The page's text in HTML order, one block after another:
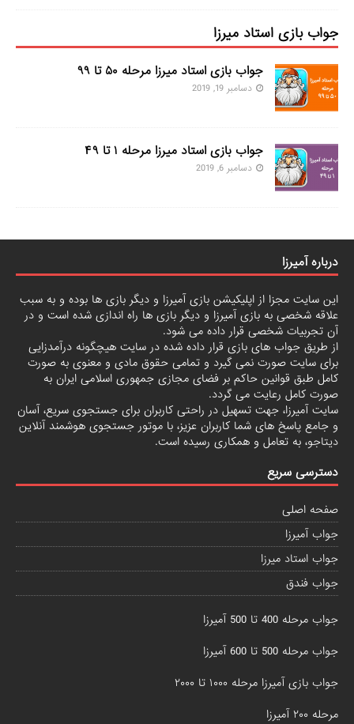
جواب بازی استاد میرزا
جواب بازی استاد میرزا مرحله ۵۰ تا ۹۹
دسامبر 19, 2019
جواب بازی استاد میرزا مرحله ۱ تا ۴۹
دسامبر 6, 2019
درباره آمیرزا
این سایت مجزا از اپلیکیشن بازی آمیرزا و دیگر بازی ها بوده و به سبب
علاقه شخصی به بازی آمیرزا و دیگر بازی ها راه اندازی شده است و در
آن تجربیات شخصی قرار داده می شود.
از طریق جواب های بازی قرار داده شده در سایت هیچگونه درآمدزایی
برای سایت صورت نمی گیرد و تمامی حقوق مادی و معنوی به صورت
کامل طبق قوانین حاکم بر فضای مجازی جمهوری اسلامی ایران به
صورت کامل رعایت می گردد.
سایت آمیرزا، جهت تسهیل در راحتی کاربران برای جستجوی سریع، آسان
و جامع پاسخ های شما کاربران عزیز، با موتور جستجوی هوشمند آنلاین
دیتاجو، به تعامل و همکاری رسیده است.
دسترسی سریع
صفحه اصلی
جواب آمیرزا
جواب استاد میرزا
جواب فندق
جواب مرحله 400 تا 500 آمیرزا
جواب مرحله 500 تا 600 آمیرزا
جواب بازی آمیرزا مرحله ۱۰۰۰ تا ۲۰۰۰
مرحله ۲۰۰ آمیرزا